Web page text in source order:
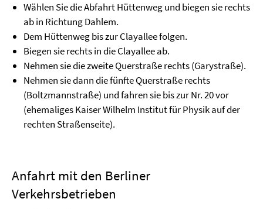
Wählen Sie die Abfahrt Hüttenweg und biegen sie rechts
ab in Richtung Dahlem.
Dem Hüttenweg bis zur Clayallee folgen.
Biegen sie rechts in die Clayallee ab.
Nehmen sie die zweite Querstraße rechts (Garystraße).
Nehmen sie dann die fünfte Querstraße rechts
(Boltzmannstraße) und fahren sie bis zur Nr. 20 vor
(ehemaliges Kaiser Wilhelm Institut für Physik auf der
rechten Straßenseite).
Anfahrt mit den Berliner
Verkehrsbetrieben